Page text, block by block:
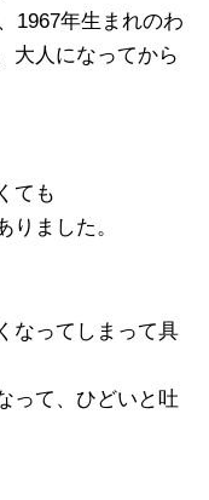
1967年生まれのわ
大人になってから
ても
ました。
なってしまって具
って、ひどいと吐